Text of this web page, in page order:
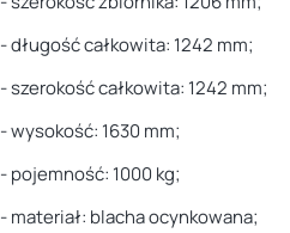
- długość całkowita: 1242 mm;
- szerokość całkowita: 1242 mm;
- wysokość: 1630 mm;
- pojemność: 1000 kg;
- materiał: blacha ocynkowana;